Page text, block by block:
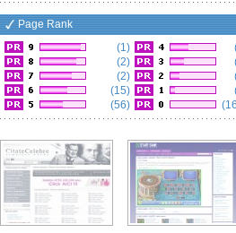
Page Rank
(1)
(2)
(2)
(15)
(56)